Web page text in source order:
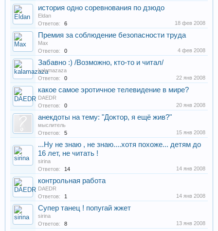
история одно соревнования по дзюдо
Eldan
Ответов:
6 18 фев 2008
Премия за соблюдение безопасности труда
Max
Ответов:
0 4 фев 2008
Забавно :) /Возможно, кто-то и читал/
kalamazaza
Ответов:
0 22 янв 2008
какое самое эротичное телевидение в мире?
DAEDR
Ответов:
0 20 янв 2008
анекдоты на тему: "Доктор, я ещё жив?"
мыслитель
Ответов:
5 15 янв 2008
...Ну не знаю , не знаю....хотя похоже... детям до
16 лет, не читать !
sirina
Ответов:
14 14 янв 2008
контрольная работа
DAEDR
Ответов:
1 14 янв 2008
Супер танец ! попугай жжет
sirina
Ответов:
8 13 янв 2008